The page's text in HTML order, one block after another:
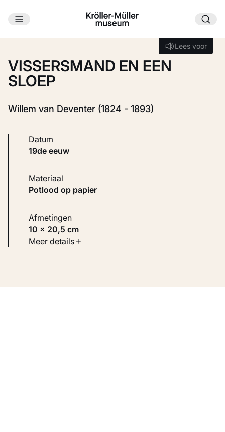
Ga naar hoofdinhoud
Lees voor
Lees voor
VISSERSMAND EN EEN
SLOEP
Willem van Deventer (1824 - 1893)
Datum
19de eeuw
Materiaal
Potlood op papier
Afmetingen
10 × 20,5 cm
Soort werk
Meer details